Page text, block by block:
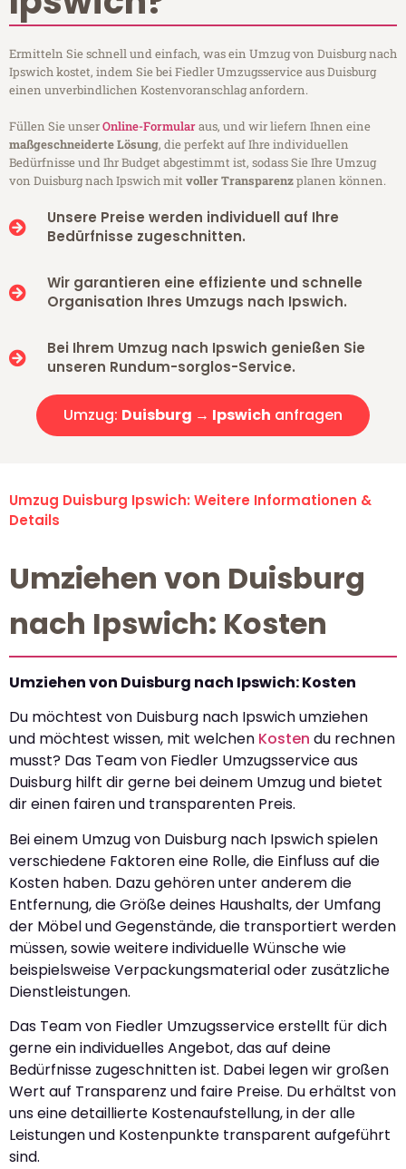
Ermitteln Sie schnell und einfach, was ein Umzug von Duisburg nach
Ipswich kostet, indem Sie bei Fiedler Umzugsservice aus Duisburg
einen unverbindlichen Kostenvoranschlag anfordern.
Füllen Sie unserOnline-Formularaus, und wir liefern Ihnen eine
maßgeschneiderte Lösung, die perfekt auf Ihre individuellen
Bedürfnisse und Ihr Budget abgestimmt ist, sodass Sie Ihre Umzug
von Duisburg nach Ipswich mitvoller Transparenzplanen können.
Unsere Preise werden individuell auf Ihre
Bedürfnisse zugeschnitten.
Wir garantieren eine effiziente und schnelle
Organisation Ihres Umzugs nach Ipswich.
Bei Ihrem Umzug nach Ipswich genießen Sie
unseren Rundum-sorglos-Service.
Umzug: Duisburg → Ipswich anfragen
Umzug Duisburg Ipswich: Weitere Informationen &
Details
Umziehen von Duisburg
nach Ipswich: Kosten
Umziehen von Duisburg nach Ipswich: Kosten
Du möchtest von Duisburg nach Ipswich umziehen
und möchtest wissen, mit welchen Kosten du rechnen
musst? Das Team von Fiedler Umzugsservice aus
Duisburg hilft dir gerne bei deinem Umzug und bietet
dir einen fairen und transparenten Preis.
Bei einem Umzug von Duisburg nach Ipswich spielen
verschiedene Faktoren eine Rolle, die Einfluss auf die
Kosten haben. Dazu gehören unter anderem die
Entfernung, die Größe deines Haushalts, der Umfang
der Möbel und Gegenstände, die transportiert werden
müssen, sowie weitere individuelle Wünsche wie
beispielsweise Verpackungsmaterial oder zusätzliche
Dienstleistungen.
Das Team von Fiedler Umzugsservice erstellt für dich
gerne ein individuelles Angebot, das auf deine
Bedürfnisse zugeschnitten ist. Dabei legen wir großen
Wert auf Transparenz und faire Preise. Du erhältst von
uns eine detaillierte Kostenaufstellung, in der alle
Leistungen und Kostenpunkte transparent aufgeführt
sind.